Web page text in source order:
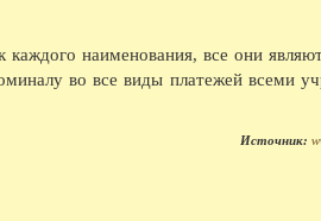
хоровое общество провели первый в
Владимирской, Ивановской,
приняли участие композиторы А.С.
08.1962 - С большим успехом прошли
наименования, все они
во все виды платежей всеми
Источник: